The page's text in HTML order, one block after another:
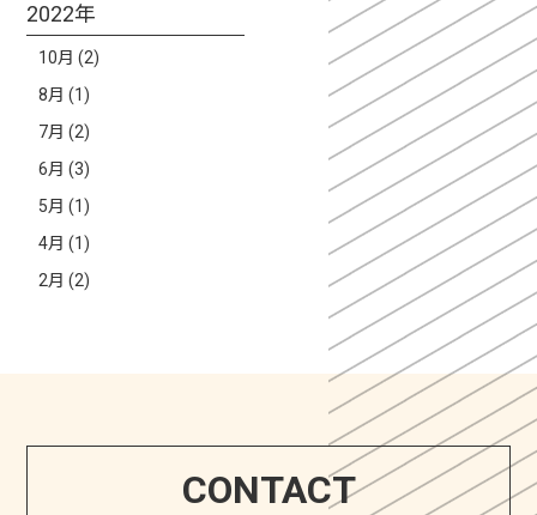
2022年
10月 (2)
8月 (1)
7月 (2)
6月 (3)
5月 (1)
4月 (1)
2月 (2)
CONTACT